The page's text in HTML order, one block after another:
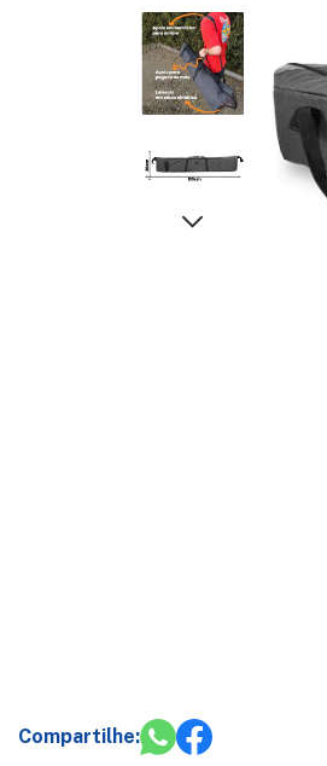
Compartilhe: